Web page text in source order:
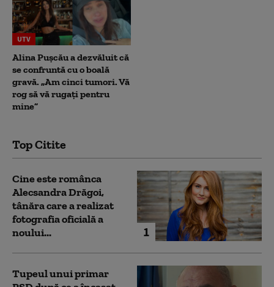
UTV
Alina Pușcău a dezvăluit că
se confruntă cu o boală
gravă. „Am cinci tumori. Vă
rog să vă rugați pentru
mine”
Top Citite
1
Cine este românca
Alecsandra Drăgoi,
tânăra care a realizat
fotografia oficială a
noului...
Tupeul unui primar